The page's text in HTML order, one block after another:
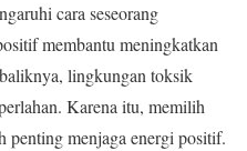
cara seseorang
membantu meningkatkan
lingkungan toksik
Karena itu, memilih
penting menjaga energi positif.